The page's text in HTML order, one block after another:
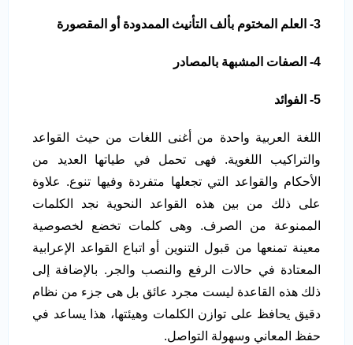
3- العلم المختوم بألف التأنيث الممدودة أو المقصورة
4- الصفات المشبهة بالمصادر
5- الفوائد
اللغة العربية واحدة من أغنى اللغات من حيث القواعد
والتراكيب اللغوية. فهى تحمل في طياتها العديد من
الأحكام والقواعد التي تجعلها متفردة وفيها تنوع. علاوة
على ذلك من بين هذه القواعد النحوية نجد الكلمات
الممنوعة من الصرف. وهى كلمات تخضع لخصوصية
معينة تمنعها من قبول التنوين أو اتباع القواعد الإعرابية
المعتادة في حالات الرفع والنصب والجر. بالإضافة إلى
ذلك هذه القاعدة ليست مجرد عائق بل هى جزء من نظام
دقيق يحافظ على توازن الكلمات وهيئتها، هذا يساعد في
حفظ المعاني وسهولة التواصل.